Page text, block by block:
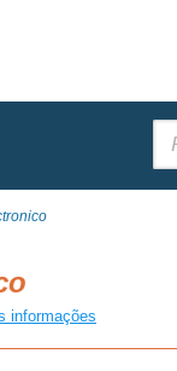
informações